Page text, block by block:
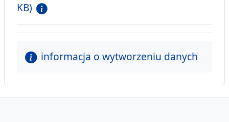
KB)
informacja o wytworzeniu danych